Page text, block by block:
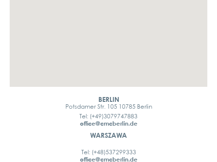
BERLIN
Potsdamer Str. 105 10785 Berlin
Tel: (+49)3079747883
office@cmcberlin.de
WARSZAWA
Tel: (+48)537299333
office@cmcberlin.de